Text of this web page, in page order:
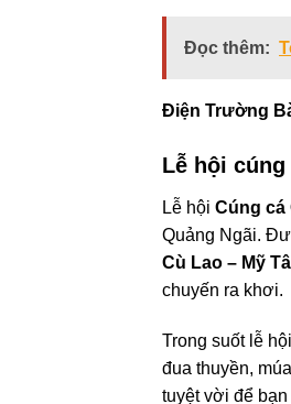
Đọc thêm:
Điện Trường
Lễ hội cúng
Lễ hội Cúng cá
Quảng Ngãi.
Cù Lao – Mỹ
chuyến ra khơi.
Trong suốt lễ
đua thuyền,
tuyệt vời để